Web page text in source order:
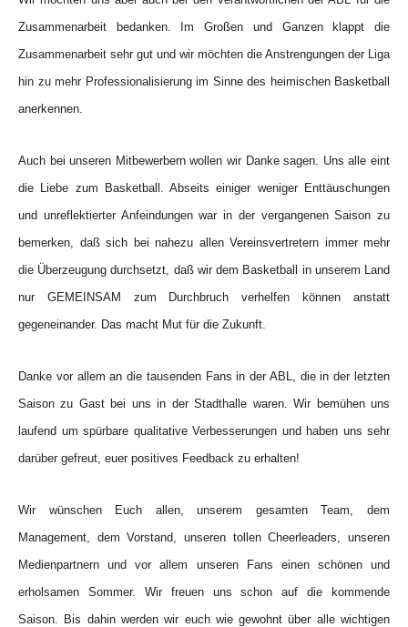
Zusammenarbeit bedanken. Im Großen und Ganzen klappt die
Zusammenarbeit sehr gut und wir möchten die Anstrengungen der Liga
hin zu mehr Professionalisierung im Sinne des heimischen Basketball
anerkennen.
Auch bei unseren Mitbewerbern wollen wir Danke sagen. Uns alle eint
die Liebe zum Basketball. Abseits einiger weniger Enttäuschungen
und unreflektierter Anfeindungen war in der vergangenen Saison zu
bemerken, daß sich bei nahezu allen Vereinsvertretern immer mehr
die Überzeugung durchsetzt, daß wir dem Basketball in unserem Land
nur GEMEINSAM zum Durchbruch verhelfen können anstatt
gegeneinander. Das macht Mut für die Zukunft.
Danke vor allem an die tausenden Fans in der ABL, die in der letzten
Saison zu Gast bei uns in der Stadthalle waren. Wir bemühen uns
laufend um spürbare qualitative Verbesserungen und haben uns sehr
darüber gefreut, euer positives Feedback zu erhalten!
Wir wünschen Euch allen, unserem gesamten Team, dem
Management, dem Vorstand, unseren tollen Cheerleaders, unseren
Medienpartnern und vor allem unseren Fans einen schönen und
erholsamen Sommer. Wir freuen uns schon auf die kommende
Saison. Bis dahin werden wir euch wie gewohnt über alle wichtigen